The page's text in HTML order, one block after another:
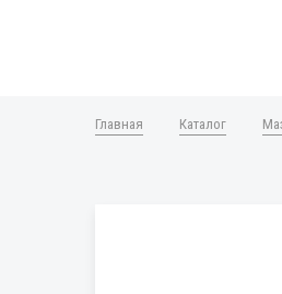
Главная Каталог